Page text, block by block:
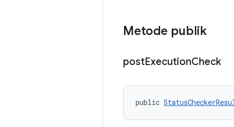
Metode publik
postExecutionCheck
public